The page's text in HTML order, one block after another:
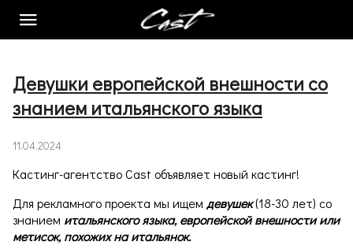
КАСТИНГИ
MODELS
Девушки европейской внешности со
знанием итальянского языка
11.04.2024
Кастинг-агентство Cast объявляет новый кастинг!
Для рекламного проекта мы ищем девушек(18-30 лет) со
знанием итальянского языка, европейской внешности или
метисок, похожих на итальянок.